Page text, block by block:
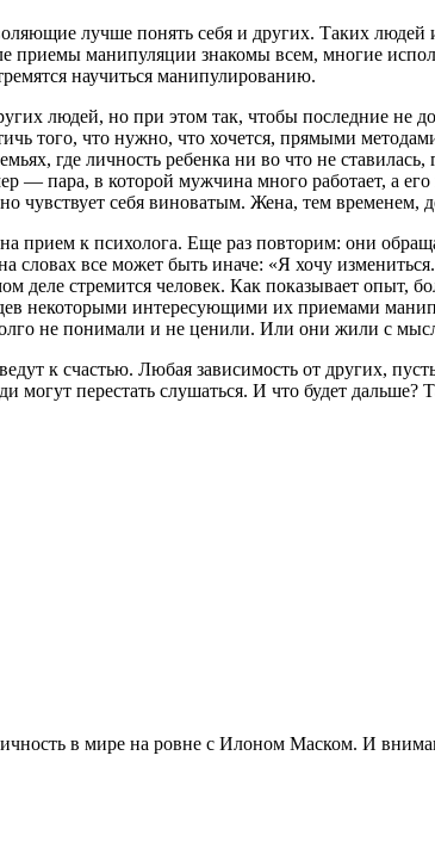
лучше понять себя и других. Таких людей
приемы манипуляции знакомы всем, многие
научиться манипулированию.
людей, но при этом так, чтобы последние не
того, что нужно, что хочется, прямыми
где личность ребенка ни во что не
пара, в которой мужчина много работает, а его
чувствует себя виноватым. Жена, тем временем,
прием к психолога. Еще раз повторим: они
словах все может быть иначе: «Я хочу
деле стремится человек. Как показывает опыт,
некоторыми интересующими их приемами
не понимали и не ценили. Или они жили с
к счастью. Любая зависимость от других,
перестать слушаться. И что будет дальше?
в мире на ровне с Илоном Маском. И